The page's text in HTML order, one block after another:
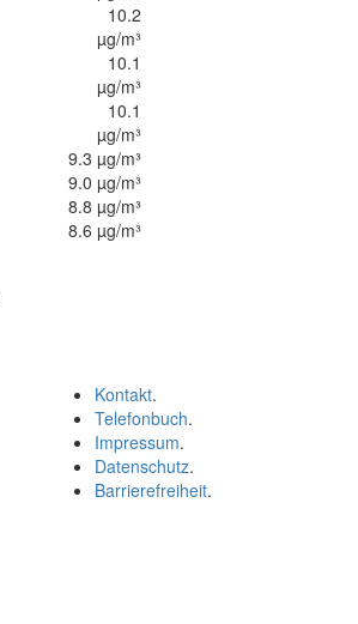
10.2
µg/m³
10.1
µg/m³
10.1
µg/m³
9.3 µg/m³
9.0 µg/m³
8.8 µg/m³
8.6 µg/m³
Kontakt.
Telefonbuch.
Impressum.
Datenschutz.
Barrierefreiheit.